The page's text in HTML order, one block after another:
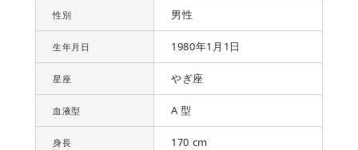
性別 男性
生年月日 1980年1月1日
星座 やぎ座
血液型 A 型
身長 170 cm